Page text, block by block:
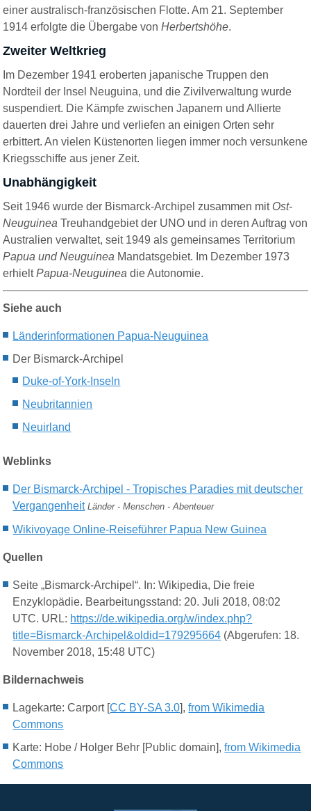
einer australisch-französischen Flotte. Am 21. September
1914 erfolgte die Übergabe vonHerbertshöhe.
Zweiter Weltkrieg
Im Dezember 1941 eroberten japanische Truppen den
Nordteil der Insel Neuguina, und die Zivilverwaltung wurde
suspendiert. Die Kämpfe zwischen Japanern undAllierte
dauerten drei Jahre und verliefen an einigen Orten sehr
erbittert. An vielen Küstenorten liegen immer noch versunkene
Kriegsschiffe aus jener Zeit.
Unabhängigkeit
Seit 1946 wurde der Bismarck-Archipel zusammen mit Ost-
NeuguineaTreuhandgebiet der UNO und in deren Auftrag von
Australien verwaltet, seit 1949 als gemeinsames Territorium
Papua und Neuguinea Mandatsgebiet. Im Dezember 1973
erhieltPapua-Neuguinea die Autonomie.
Siehe auch
Länderinformationen Papua-Neuguinea
Der Bismarck-Archipel
Duke-of-York- nseln
Neubritannien
Neuirland
Weblinks
Der Bismarck-Archipel - Tropisches Paradies mit deutscher
Vergangenheit Länder - Menschen - Abenteuer
WikivoyageOnline-Reiseführer Papua New Guinea
Quellen
Seite „Bismarck-Archipel“. In: Wikipedia, Die freie
Enzyklopädie. Bearbeitungsstand: 20. Juli 2018, 08:02
UTC. URL: https://de.wikipedia.org/w/index.php?
title=Bismarck-Archipel&oldid=179295664 (Abgerufen: 18.
November 2018, 15:48 UTC)
Bildernachweis
Lagekarte: Carport [CC BY-SA 3.0],from Wikimedia
Commons
Karte: Hobe / Holger Behr [Public domain],from Wikimedia
Commons